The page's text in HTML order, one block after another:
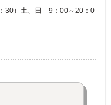
30）土、日 9：00～20：0